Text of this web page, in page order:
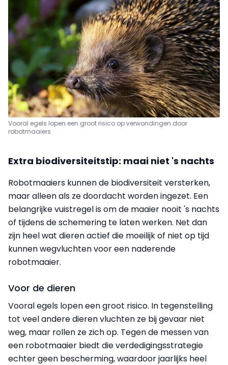
Vooral egels lopen een groot risico op verwondingen door
robotmaaiers
Extra biodiversiteitstip: maai niet 's nachts
Robotmaaiers kunnen de biodiversiteit versterken,
maar alleen als ze doordacht worden ingezet. Een
belangrijke vuistregel is om de maaier nooit 's nachts
of tijdens de schemering te laten werken. Net dan
zijn heel wat dieren actief die moeilijk of niet op tijd
kunnen wegvluchten voor een naderende
robotmaaier.
Voor de dieren
Vooral egels lopen een groot risico. In tegenstelling
tot veel andere dieren vluchten ze bij gevaar niet
weg, maar rollen ze zich op. Tegen de messen van
een robotmaaier biedt die verdedigingsstrategie
echter geen bescherming, waardoor jaarlijks heel